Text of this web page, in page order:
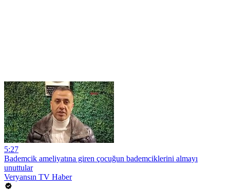
5:27
Bademcik ameliyatına giren çocuğun bademciklerini almayı
unuttular
Veryansın TV Haber